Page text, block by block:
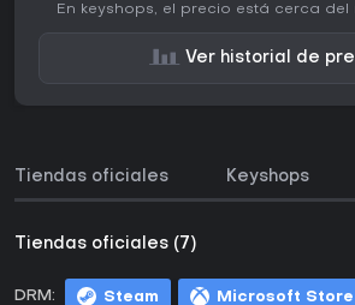
En keyshops, el precio está cerca del
Ver historial de
Tiendas oficiales Keyshops
Tiendas oficiales (7)
DRM: Steam Microsoft Store